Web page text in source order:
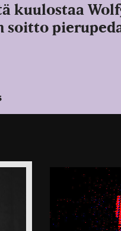
kuulostaa
soitto